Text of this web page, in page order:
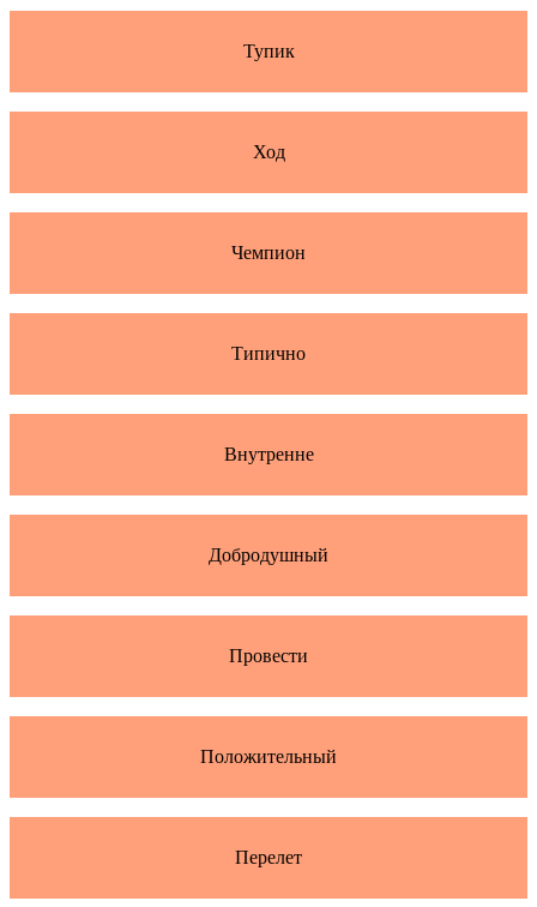
Тупик
Ход
Чемпион
Типично
Внутренне
Добродушный
Провести
Положительный
Перелет